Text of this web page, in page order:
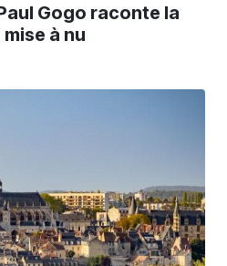
Gogo raconte la
à nu